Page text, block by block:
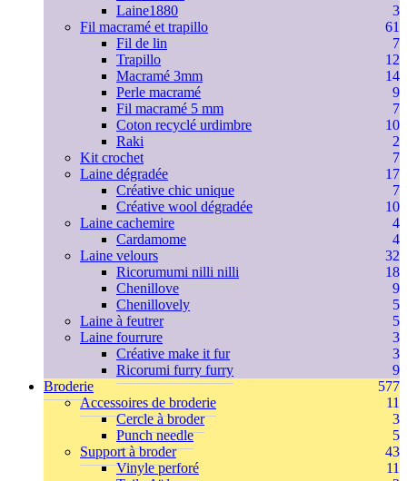
Laine1880
3
Fil macramé et trapillo
61
Fil de lin
7
Trapillo
12
Macramé 3mm
14
Perle macramé
9
Fil macramé 5 mm
7
Coton recyclé urdimbre
10
Raki
2
Kit crochet
7
Laine dégradée
17
Créative chic unique
7
Créative wool dégradée
10
Laine cachemire
4
Cardamome
4
Laine velours
32
Ricorumumi nilli nilli
18
Chenillove
9
Chenillovely
5
Laine à feutrer
5
Laine fourrure
3
Créative make it fur
3
Ricorumi furry furry
9
Broderie
577
Accessoires de broderie
11
Cercle à broder
3
Punch needle
5
Support à broder
43
Vinyle perforé
11